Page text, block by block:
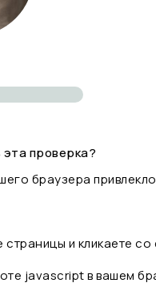
проверка?
браузера
страницы и кликаете
javascript в вашем